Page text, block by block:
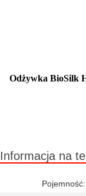
Odżywka BioSilk
Informacja na
Pojemność: